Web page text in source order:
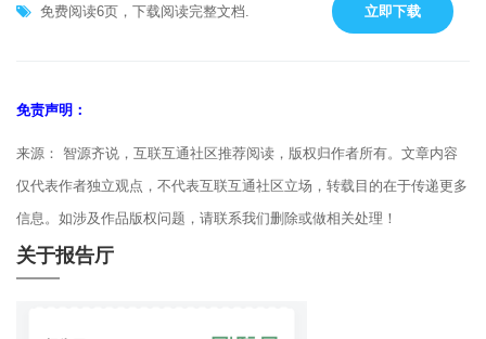
免费阅读6页，下载阅读完整文档. 立即下载
免责声明：
来源： 智源齐说，互联互通社区推荐阅读，版权归作者所有。文章内容
仅代表作者独立观点，不代表互联互通社区立场，转载目的在于传递更多
信息。如涉及作品版权问题，请联系我们删除或做相关处理！
关于报告厅